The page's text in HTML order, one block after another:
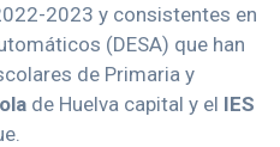
2023 y consistentes en
(DESA) que han
de Primaria y
de Huelva capital y el IES